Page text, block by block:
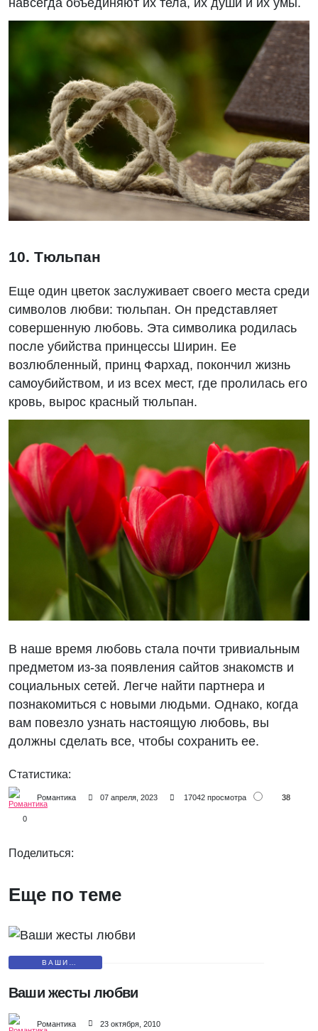
10. Тюльпан
Еще один цветок заслуживает своего места среди
символов любви: тюльпан. Он представляет
совершенную любовь. Эта символика родилась
после убийства принцессы Ширин. Ее
возлюбленный, принц Фархад, покончил жизнь
самоубийством, и из всех мест, где пролилась его
кровь, вырос красный тюльпан.
В наше время любовь стала почти тривиальным
предметом из-за появления сайтов знакомств и
социальных сетей. Легче найти партнера и
познакомиться с новыми людьми. Однако, когда
вам повезло узнать настоящую любовь, вы
должны сделать все, чтобы сохранить ее.
Статистика:
Романтика 07 апреля, 2023 17042 просмотра 38
0
Поделиться:
Еще по теме
ВАШИ
Ваши жесты любви
Романтика 23 октября, 2010